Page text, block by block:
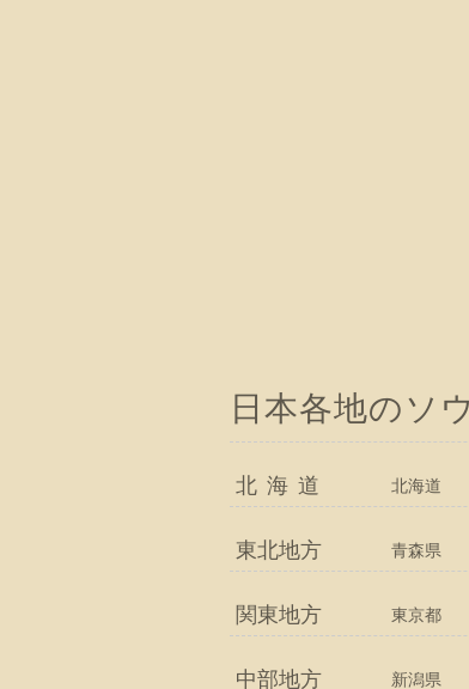
日本各地のソ
北海道 北海道
東北地方 青森県
関東地方 東京都
中部地方 新潟県